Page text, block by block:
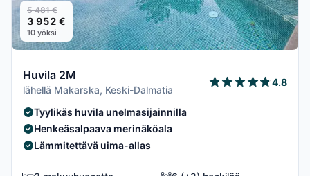
5 481 €
3 952 €
10 yöksi
Huvila 2M
lähellä Makarska, Keski-Dalmatia
4.8
Tyylikäs huvila unelmasijainnilla
Henkeäsalpaava merinäköala
Lämmitettävä uima-allas